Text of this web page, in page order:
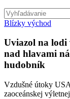
Blízky východ
Uviazol na lodi
nad hlavami
hudobník
Vzdušné útoky
zaoceánskej